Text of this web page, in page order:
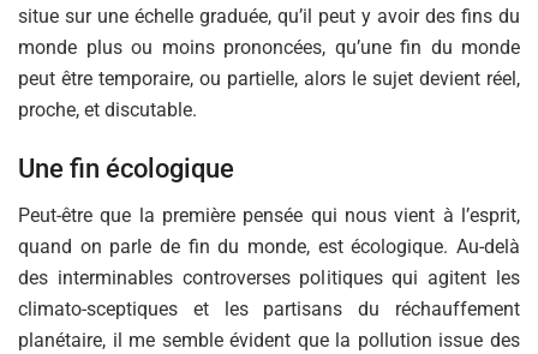
situe sur une échelle graduée, qu’il peut y avoir des fins du
monde plus ou moins prononcées, qu’une fin du monde
peut être temporaire, ou partielle, alors le sujet devient réel,
proche, et discutable.
Une fin écologique
Peut-être que la première pensée qui nous vient à l’esprit,
quand on parle de fin du monde, est écologique. Au-delà
des interminables controverses politiques qui agitent les
climato-sceptiques et les partisans du réchauffement
planétaire, il me semble évident que la pollution issue des